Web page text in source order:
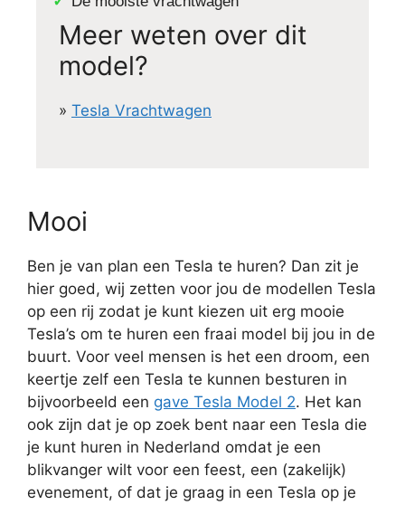
Meer weten over dit
model?
» Tesla Vrachtwagen
Mooi
Ben je van plan een Tesla te huren? Dan zit je
hier goed, wij zetten voor jou de modellen Tesla
op een rij zodat je kunt kiezen uit erg mooie
Tesla’s om te huren een fraai model bij jou in de
buurt. Voor veel mensen is het een droom, een
keertje zelf een Tesla te kunnen besturen in
bijvoorbeeld een gave Tesla Model 2. Het kan
ook zijn dat je op zoek bent naar een Tesla die
je kunt huren in Nederland omdat je een
blikvanger wilt voor een feest, een (zakelijk)
evenement, of dat je graag in een Tesla op je